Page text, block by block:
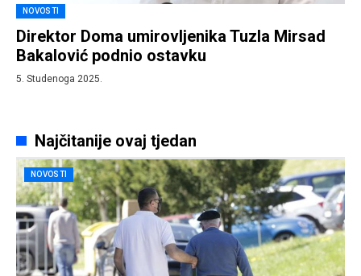
NOVOSTI
Direktor Doma umirovljenika Tuzla Mirsad
Bakalović podnio ostavku
5. Studenoga 2025.
Najčitanije ovaj tjedan
NOVOSTI